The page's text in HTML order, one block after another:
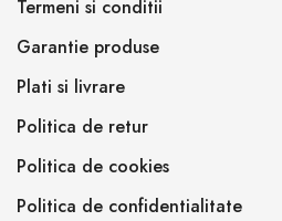
Termeni si conditii
Garantie produse
Plati si livrare
Politica de retur
Politica de cookies
Politica de confidentialitate